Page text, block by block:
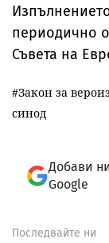
периодично
Съвета на
Закон за
синод
Добави
Google
Последвайте ни